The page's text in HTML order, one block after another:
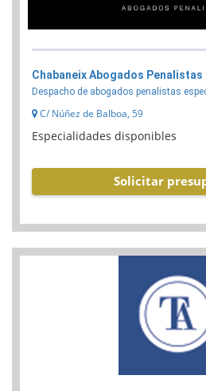
Chabaneix Abogados Penalistas
Despacho de abogados penalistas
C/ Núñez de Balboa, 59
Especialidades disponibles
Solicitar